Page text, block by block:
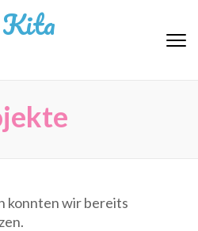
Kita
konnten wir bereits